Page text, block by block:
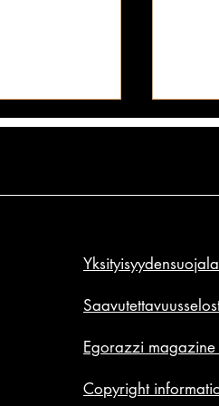
sano
vuoden
Kaikki
Ne
Egorazzi magazine
Copyright